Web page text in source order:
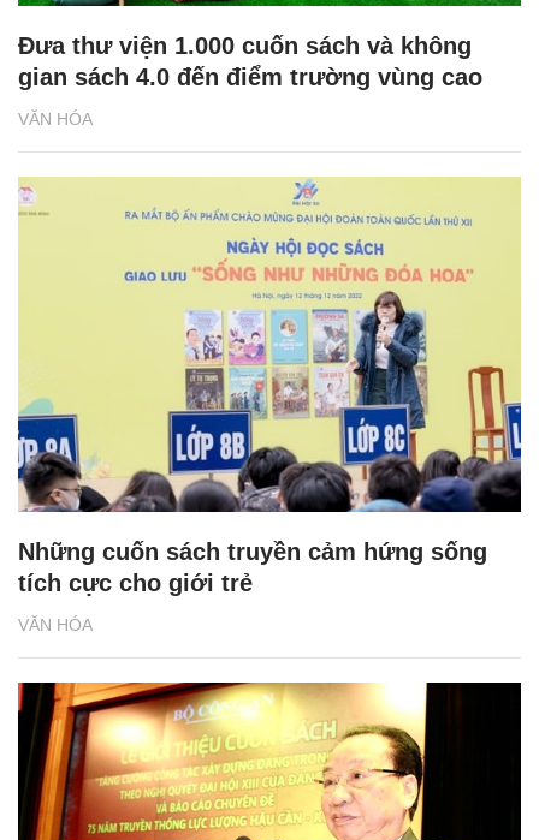
VĂN HÓA
Đưa thư viện 1.000 cuốn sách và không
gian sách 4.0 đến điểm trường vùng cao
VĂN HÓA
Những cuốn sách truyền cảm hứng sống
tích cực cho giới trẻ